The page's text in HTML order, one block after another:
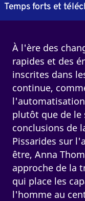
Temps forts et
À l'ère des
rapides et des
inscrites dans
continue,
plutôt que de le
conclusions de
Pissarides sur
être, Anna
approche de la
qui place les
l'homme au